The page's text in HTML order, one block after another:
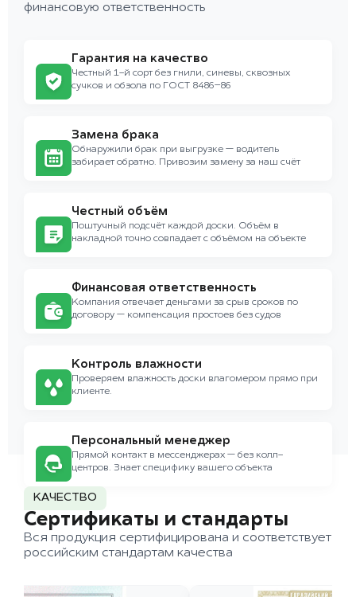
финансовую ответственность
Гарантия на качество
Честный 1-й сорт без гнили, синевы, сквозных
сучков и обзола по ГОСТ 8486–86
Замена брака
Обнаружили брак при выгрузке — водитель
забирает обратно. Привозим замену за наш счёт
Честный объём
Поштучный подсчёт каждой доски. Объём в
накладной точно совпадает с объёмом на объекте
Финансовая ответственность
Компания отвечает деньгами за срыв сроков по
договору — компенсация простоев без судов
Контроль влажности
Проверяем влажность доски влагомером прямо при
клиенте.
Персональный менеджер
Прямой контакт в мессенджерах — без колл-
центров. Знает специфику вашего объекта
КАЧЕСТВО
Сертификаты и стандарты
Вся продукция сертифицирована и соответствует
российским стандартам качества